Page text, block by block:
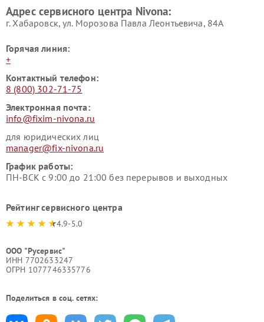
Адрес сервисного центра Nivona:
г. Хабаровск, ул. Морозова Павла Леонтьевича, 84А
Горячая линия:
+
Контактный телефон:
8 (800) 302-71-75
Электронная почта:
info@fixim-nivona.ru
для юридических лиц
manager@fix-nivona.ru
График работы:
ПН-ВСК с 9:00 до 21:00 без перерывов и выходных
Рейтинг сервисного центра
4.9-5.0
ООО "Русервис"
ИНН 7702633247
ОГРН 1077746335776
Поделиться в соц. сетях: